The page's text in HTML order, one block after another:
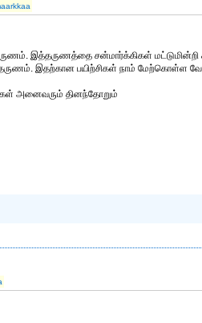
இத்தருணத்தை சன்மார்க்கிகள் மட்டுமின்றி
இதற்கான பயிற்சிகள் நாம் மேற்கொள்ள
அனைவரும் தினந்தோறும்